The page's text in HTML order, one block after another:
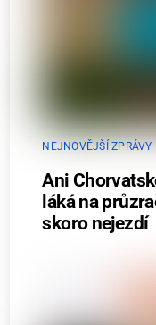
NEJNOVĚJŠÍ ZPRÁVY
Ani
láká na
skoro nejezdí